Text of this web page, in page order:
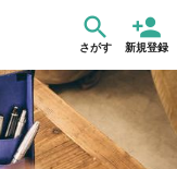
さがす 新規登録